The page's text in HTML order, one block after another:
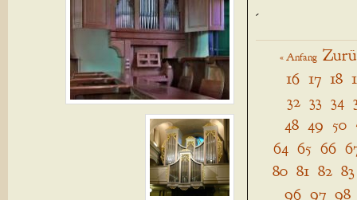
-
« Anfang
16 17 18
32 33 34
48 49 50
64 65 66
80 81 82 83
96 97 98